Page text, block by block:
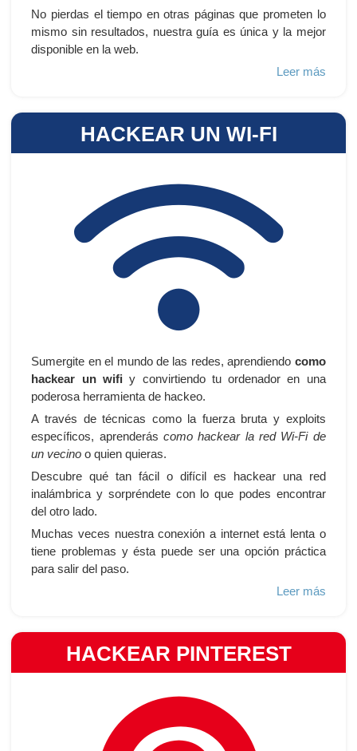
No pierdas el tiempo en otras páginas que prometen lo
mismo sin resultados, nuestra guía es única y la mejor
disponible en la web.
Leer más
HACKEAR UN WI-FI
Sumergite en el mundo de las redes, aprendiendo como
hackear un wifi y convirtiendo tu ordenador en una
poderosa herramienta de hackeo.
A través de técnicas como la fuerza bruta y exploits
específicos, aprenderáscomo hackear la red Wi-Fi de
un vecino o quien quieras.
Descubre qué tan fácil o difícil es hackear una red
inalámbrica y sorpréndete con lo que podes encontrar
del otro lado.
Muchas veces nuestra conexión a internet está lenta o
tiene problemas y ésta puede ser una opción práctica
para salir del paso.
Leer más
HACKEAR PINTEREST